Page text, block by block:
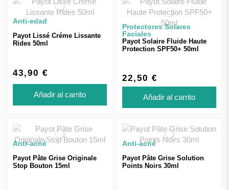
Anti-edad
Payot Lissé Créme Lissante
Rides 50ml
43,90 €
Añadir al carrito
Protectores Solares
Faciales
Payot Solaire Fluide Haute
Protection SPF50+ 50ml
22,50 €
Añadir al carrito
Anti-acné
Payot Pâte Grise Originale
Stop Bouton 15ml
Anti-acné
Payot Pâte Grise Solution
Points Noirs 30ml